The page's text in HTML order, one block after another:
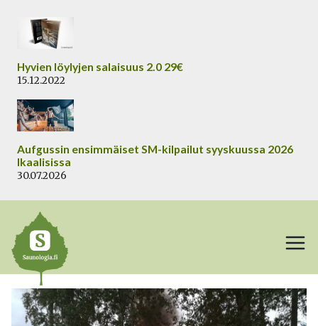
sisältöön
Hyvien löylyjen salaisuus 2.0 29€
15.12.2022
Aufgussin ensimmäiset SM-kilpailut syyskuussa 2026
Ikaalisissa
30.07.2026